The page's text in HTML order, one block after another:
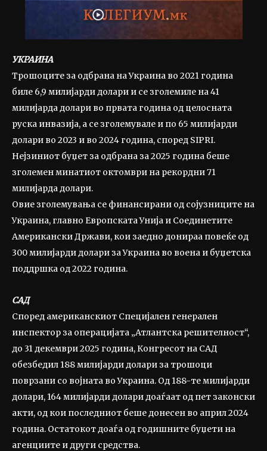
УКРАИНА
Трошоците за одбрана на Украина во 2021 година
биле 6,9 милијарди долари и се зголемиле на 41
милијарда долари во првата година од целосната
руска инвазија, а се зголемувале и по 65 милијарди
долари во 2023 и во 2024 година, според SIPRI.
Нејзиниот буџет за одбрана за 2025 година беше
зголемен минатиот октомври на рекордни 71
милијарда долари.
Овие зголемувања се финансирани од сојузниците на
Украина, главно Европската Унија и Соединетите
Американски Држави, кои заедно донираа повеќе од
300 милијарди долари за Украина во воена и буџетска
поддршка од 2022 година.
САД
Според американскиот Специјален генерален
инспектор за операцијата „Атлантска решителност“,
до 31 декември 2025 година, Конгресот на САД
обезбедил 188 милијарди долари за трошоци
поврзани со војната во Украина. Од 188-те милијарди
долари, 164 милијарди долари доаѓаат од пет законски
акти, од кои последниот беше донесен во април 2024
година. Остатокот доаѓа од годишните буџети на
агенциите и други средства.